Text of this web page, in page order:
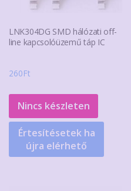
LNK304DG SMD hálózati off-
line kapcsolóüzemű táp IC
260Ft
Nincs készleten
Értesítésetek ha
újra elérhető